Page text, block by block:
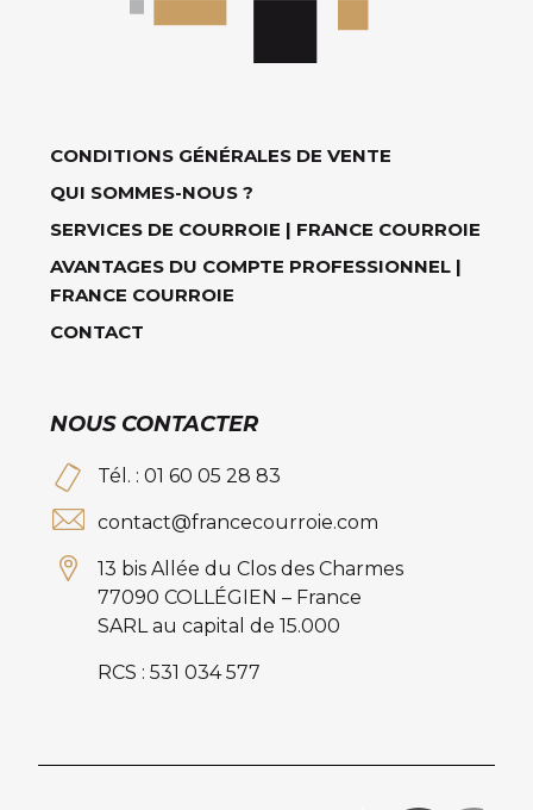
CONDITIONS GÉNÉRALES DE VENTE
QUI SOMMES-NOUS ?
SERVICES DE COURROIE | FRANCE COURROIE
AVANTAGES DU COMPTE PROFESSIONNEL |
FRANCE COURROIE
CONTACT
NOUS CONTACTER
Tél. : 01 60 05 28 83
contact@francecourroie.com
13 bis Allée du Clos des Charmes
77090 COLLÉGIEN – France
SARL au capital de 15.000
RCS : 531 034 577